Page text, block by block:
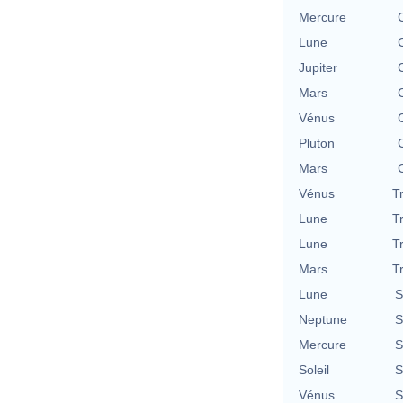
Mercure
Lune
Jupiter
Mars
Vénus
Pluton
Mars
Vénus
Lune
Lune
Mars
Lune
Neptune
Mercure
Soleil
Vénus